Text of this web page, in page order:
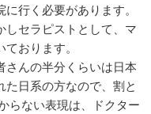
行く必要があります。
しセラピストとして、マ
おります。
さんの半分くらいは日本
日系の方なので、割と
らない表現は、ドクター